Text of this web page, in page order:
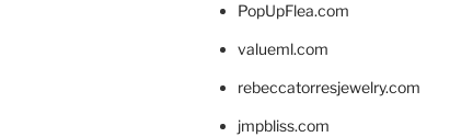
PopUpFlea.com
valueml.com
rebeccatorresjewelry.com
jmpbliss.com